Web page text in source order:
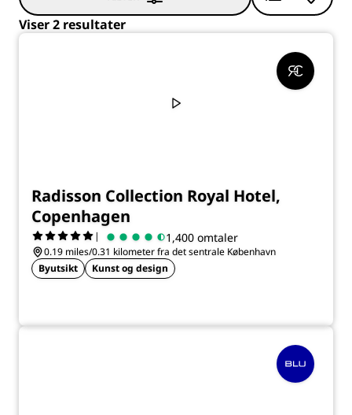
Viser 2 resultater
Radisson Collection Royal Hotel,
Copenhagen
| 1,400 omtaler
0.19 miles/0.31 kilometer fra det sentrale København
Byutsikt
Kunst og design